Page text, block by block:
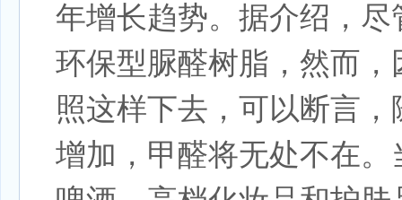
年增长趋势。据介绍，
环保型脲醛树脂，然而
照这样下去，可以断言
增加，甲醛将无处不在